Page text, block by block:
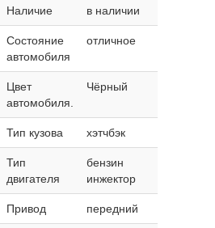
Наличие в наличии
Состояние
автомобиля
отличное
Цвет
автомобиля.
Чёрный
Тип кузова хэтчбэк
Тип
двигателя
бензин
инжектор
Привод передний